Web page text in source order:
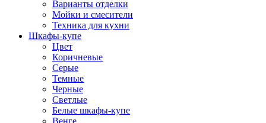
Варианты отделки
Мойки и смесители
Техника для кухни
Шкафы-купе
Цвет
Коричневые
Серые
Темные
Черные
Светлые
Белые шкафы-купе
Венге